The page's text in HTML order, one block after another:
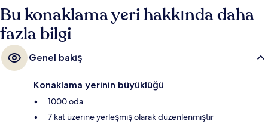
Bu konaklama yeri hakkında daha
fazla bilgi
Genel bakış
Konaklama yerinin büyüklüğü
1000 oda
7 kat üzerine yerleşmiş olarak düzenlenmiştir